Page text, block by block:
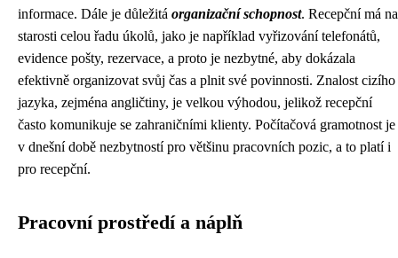
informace. Dále je důležitá organizační schopnost. Recepční má na
starosti celou řadu úkolů, jako je například vyřizování telefonátů,
evidence pošty, rezervace, a proto je nezbytné, aby dokázala
efektivně organizovat svůj čas a plnit své povinnosti. Znalost cizího
jazyka, zejména angličtiny, je velkou výhodou, jelikož recepční
často komunikuje se zahraničními klienty. Počítačová gramotnost je
v dnešní době nezbytností pro většinu pracovních pozic, a to platí i
pro recepční.
Pracovní prostředí a náplň